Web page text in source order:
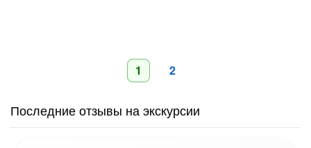
1 2
Последние отзывы на экскурсии